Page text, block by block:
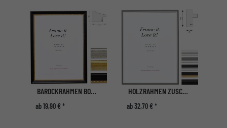
BAROCKRAHMEN BOULAY
ab 19,90 € *
HOLZRAHMEN ZUSCHNITT BELFORT
ab 32,70 € *